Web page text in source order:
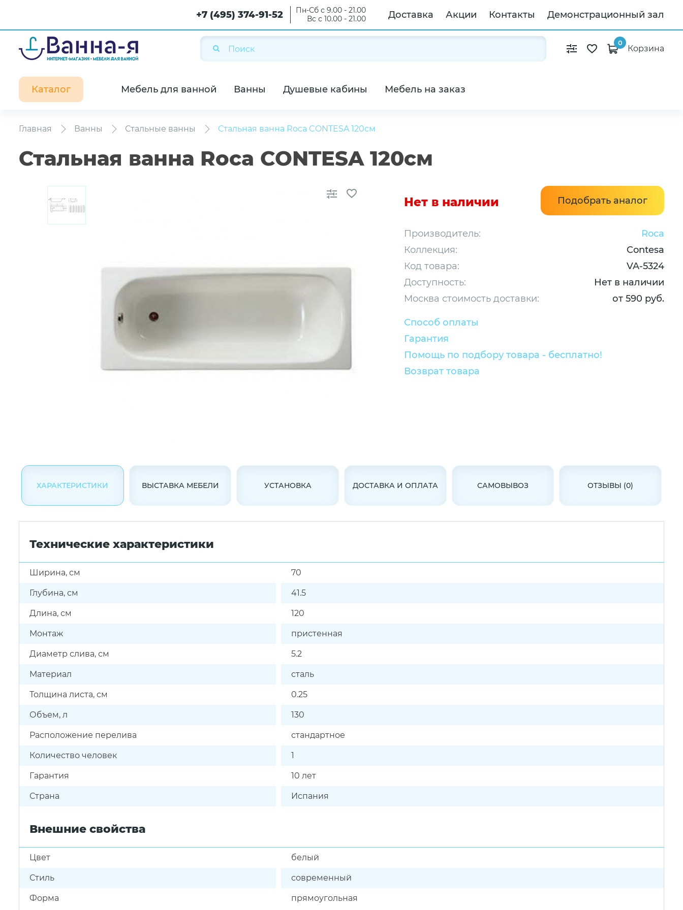
+7 (495) 374-91-52
Пн-Сб с 9.00 - 21.00
Вс с 10.00 - 21.00
Доставка Акции Контакты Демонстрационный зал
0
Корзина
Каталог Мебель для ванной Ванны Душевые кабины Мебель на заказ
Главная Ванны Стальные ванны Стальная ванна Roca CONTESA 120см
Стальная ванна Roca CONTESA 120см
Нет в наличии Подобрать аналог
Производитель:
Roca
Коллекция:
Contesa
Код товара:
VA-5324
Доступность:
Нет в наличии
Москва стоимость доставки:
от 590 руб.
Способ оплаты
Гарантия
Помощь по подбору товара - бесплатно!
Возврат товара
ХАРАКТЕРИСТИКИ ВЫСТАВКА МЕБЕЛИ УСТАНОВКА ДОСТАВКА И ОПЛАТА САМОВЫВОЗ ОТЗЫВЫ (0)
Технические характеристики
Ширина, см 70
Глубина, см 41.5
Длина, см 120
Монтаж пристенная
Диаметр слива, см 5.2
Материал сталь
Толщина листа, см 0.25
Объем, л 130
Расположение перелива стандартное
Количество человек 1
Гарантия 10 лет
Страна Испания
Внешние свойства
Цвет белый
Стиль современный
Форма прямоугольная